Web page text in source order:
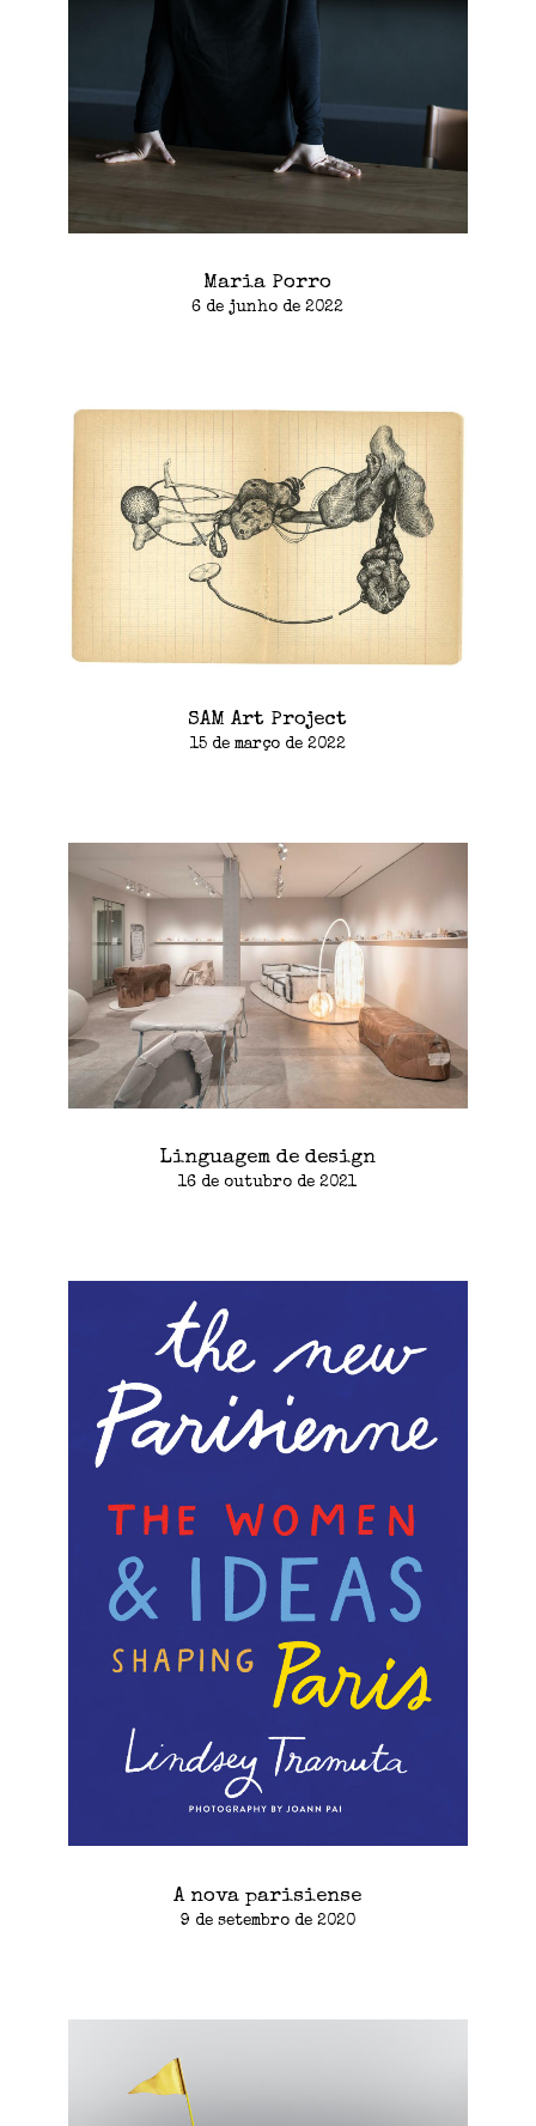
Maria Porro
6 de junho de 2022
SAM Art Project
15 de março de 2022
Linguagem de design
16 de outubro de 2021
A nova parisiense
9 de setembro de 2020